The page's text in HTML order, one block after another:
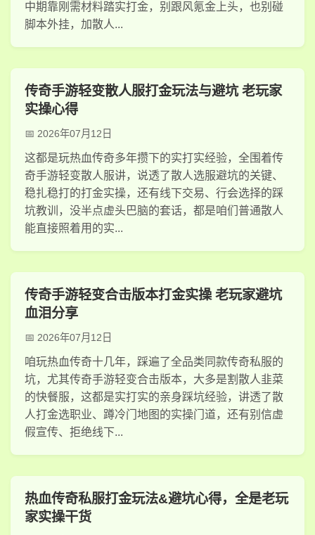
中期靠刚需材料踏实打金，别跟风氪金上头，也别碰
脚本外挂，加散人...
传奇手游轻变散人服打金玩法与避坑 老玩家
实操心得
2026年07月12日
这都是玩热血传奇多年攒下的实打实经验，全围着传
奇手游轻变散人服讲，说透了散人选服避坑的关键、
稳扎稳打的打金实操，还有线下交易、行会选择的踩
坑教训，没半点虚头巴脑的套话，都是咱们普通散人
能直接照着用的实...
传奇手游轻变合击版本打金实操 老玩家避坑
血泪分享
2026年07月12日
咱玩热血传奇十几年，踩遍了全品类同款传奇私服的
坑，尤其传奇手游轻变合击版本，大多是割散人韭菜
的快餐服，这都是实打实的亲身踩坑经验，讲透了散
人打金选职业、蹲冷门地图的实操门道，还有别信虚
假宣传、拒绝线下...
热血传奇私服打金玩法&避坑心得，全是老玩
家实操干货